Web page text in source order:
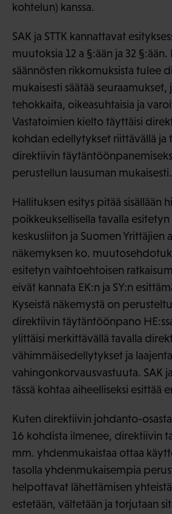
kohtelun) kanssa.
SAK ja STTK kannattavat
muutoksia 12 a §:ään ja 32 §:ään.
säännösten rikkomuksista tulee
mukaisesti säätää
tehokkaita, oikeasuhtaisia ja
Vastatoimien kielto täyttäisi
kohdan edellytykset riittävällä ja
direktiivin
perustellun lausuman mukaisesti.
Hallituksen esitys pitää sisällään
poikkeuksellisella tavalla
keskusliiton ja Suomen Yrittäjien
näkemyksen ko.
esitetyn vaihtoehtoisen
eivät kannata EK:n ja SY:n
Kyseistä näkemystä on
direktiivin täytäntöönpano
ylittäisi merkittävällä tavalla
vähimmäisedellytykset ja
vahingonkorvausvastuuta. SAK
tässä kohtaa aiheelliseksi esittää
Kuten direktiivin johdanto-osasta
16 kohdista ilmenee, direktiivin
mm. yhdenmukaistaa ottaa
tasolla yhdenmukaisempia
helpottavat lähettämisen
estetään, vältetään ja torjutaan